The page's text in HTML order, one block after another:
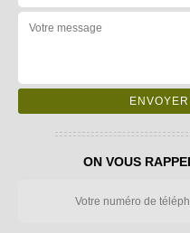
ON VOUS